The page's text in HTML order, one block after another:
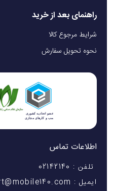
راهنمای بعد از خرید
شرایط مرجوع کالا
نحوه تحویل سفارش
اطلاعات تماس
تلفن : 02142140
ایمیل : support@mobile140.com